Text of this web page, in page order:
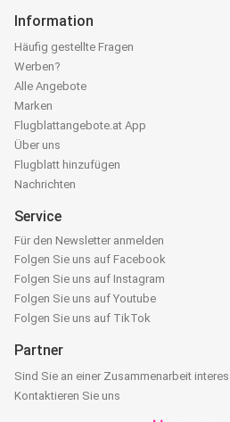
Information
Häufig gestellte Fragen
Werben?
Alle Angebote
Marken
Flugblattangebote.at App
Über uns
Flugblatt hinzufügen
Nachrichten
Service
Für den Newsletter anmelden
Folgen Sie uns auf Facebook
Folgen Sie uns auf Instagram
Folgen Sie uns auf Youtube
Folgen Sie uns auf TikTok
Partner
Sind Sie an einer Zusammenarbeit
Kontaktieren Sie uns